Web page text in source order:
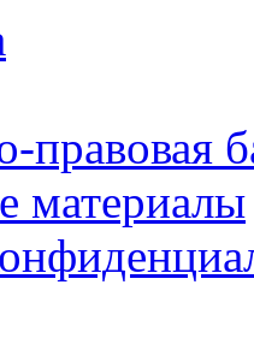
правовая
материалы